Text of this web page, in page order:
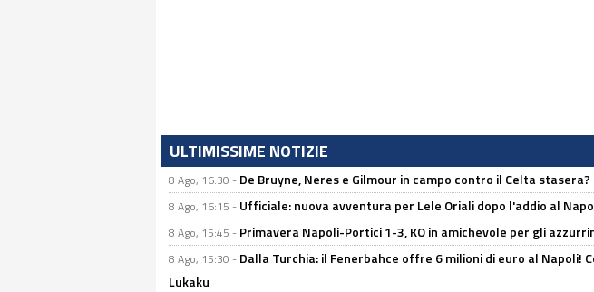
ULTIMISSIME NOTIZIE
8 Ago, 16:30 - De Bruyne, Neres e Gilmour in campo contro il Celta
8 Ago, 16:15 - Ufficiale: nuova avventura per Lele Oriali dopo l'addio al
8 Ago, 15:45 - Primavera Napoli-Portici 1-3, KO in amichevole per gli
8 Ago, 15:30 - Dalla Turchia: il Fenerbahce offre 6 milioni di euro al Napoli!
Lukaku